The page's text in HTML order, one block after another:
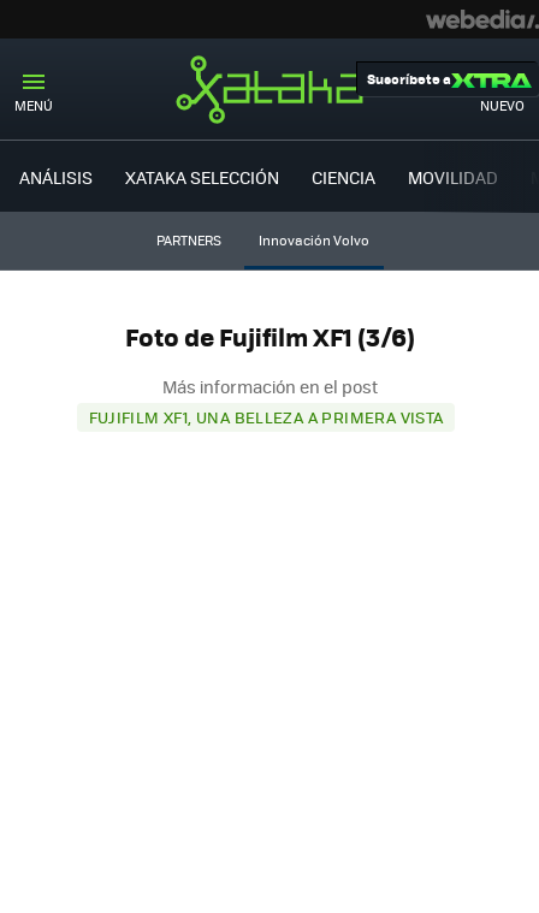
MENÚ NUEVO
Suscríbete a
ANÁLISIS XATAKA SELECCIÓN CIENCIA MOVILIDAD
PARTNERS Innovación Volvo
Foto de Fujifilm XF1 (3/6)
Más información en el post
FUJIFILM XF1, UNA BELLEZA A PRIMERA VISTA